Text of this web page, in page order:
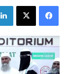
Facebook
X